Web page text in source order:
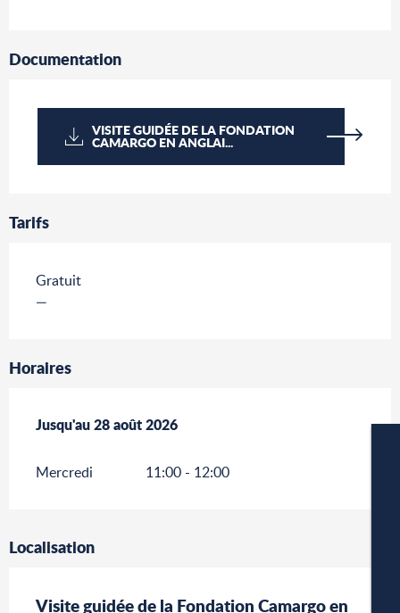
Documentation
VISITE GUIDÉE DE LA FONDATION
CAMARGO EN ANGLAI...
Tarifs
Gratuit
—
Horaires
Du3 juillet 2026au28 août 2026
Jusqu'au28 août 2026
Mercredi 11:00 - 12:00
Localisation
Visite guidée de la Fondation Camargo en